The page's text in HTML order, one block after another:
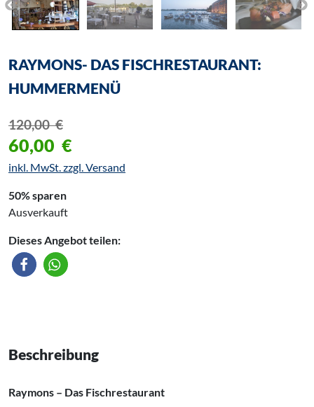
RAYMONS- DAS FISCHRESTAURANT:
HUMMERMENÜ
120,00€
60,00 €
inkl. MwSt. zzgl. Versand
50% sparen
Ausverkauft
Dieses Angebot teilen:
Beschreibung
Raymons – Das Fischrestaurant